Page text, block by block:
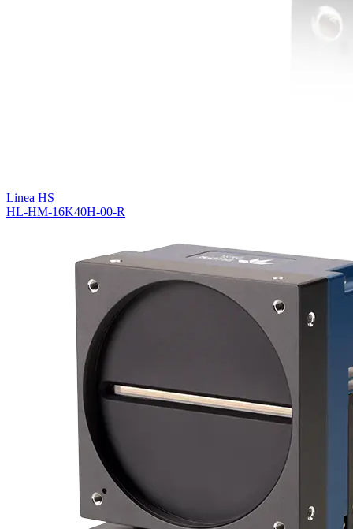
Linea HS
HL-HM-16K40H-00-R